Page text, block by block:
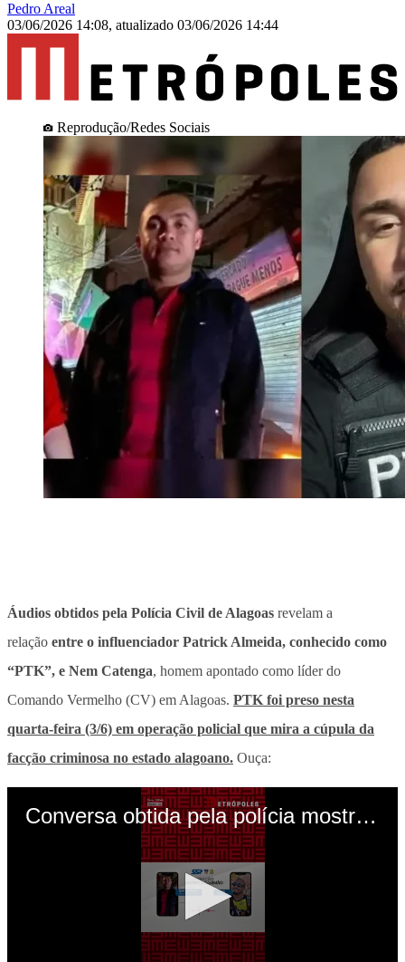
Pedro Areal
03/06/2026 14:08, atualizado 03/06/2026 14:44
Reprodução/Redes Sociais
Áudios obtidos pela Polícia Civil de Alagoas revelam a
relação entre o influenciador Patrick Almeida, conhecido como
“PTK”, e Nem Catenga, homem apontado como líder do
Comando Vermelho (CV) em Alagoas. PTK foi preso nesta
quarta-feira (3/6) em operação policial que mira a cúpula da
facção criminosa no estado alagoano. Ouça: